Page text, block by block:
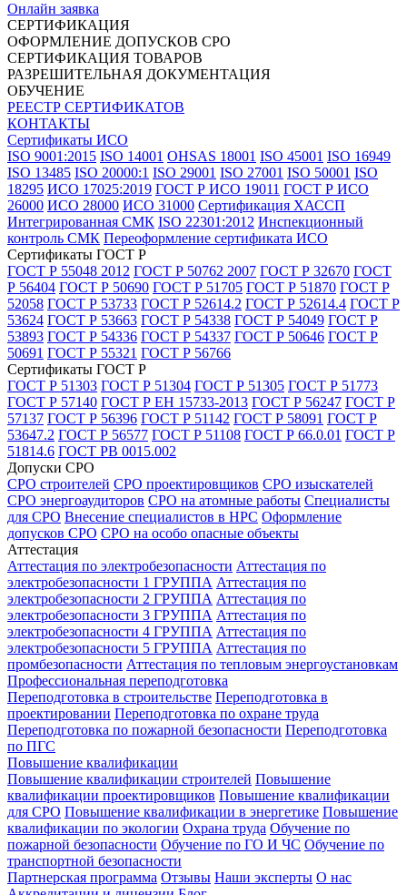
Онлайн заявка
СЕРТИФИКАЦИЯ
ОФОРМЛЕНИЕ ДОПУСКОВ СРО
СЕРТИФИКАЦИЯ ТОВАРОВ
РАЗРЕШИТЕЛЬНАЯ ДОКУМЕНТАЦИЯ
ОБУЧЕНИЕ
РЕЕСТР СЕРТИФИКАТОВ
КОНТАКТЫ
Сертификаты ИСО
ISO 9001:2015 ISO 14001 OHSAS 18001 ISO 45001 ISO 16949
ISO 13485 ISO 20000:1 ISO 29001 ISO 27001 ISO 50001 ISO
18295 ИСО 17025:2019 ГОСТ Р ИСО 19011 ГОСТ Р ИСО
26000 ИСО 28000 ИСО 31000 Сертификация ХАССП
Интегрированная СМК ISO 22301:2012 Инспекционный
контроль СМК Переоформление сертификата ИСО
Сертификаты ГОСТ Р
ГОСТ Р 55048 2012 ГОСТ Р 50762 2007 ГОСТ Р 32670 ГОСТ
Р 56404 ГОСТ Р 50690 ГОСТ Р 51705 ГОСТ Р 51870 ГОСТ Р
52058 ГОСТ Р 53733 ГОСТ Р 52614.2 ГОСТ Р 52614.4 ГОСТ Р
53624 ГОСТ Р 53663 ГОСТ Р 54338 ГОСТ Р 54049 ГОСТ Р
53893 ГОСТ Р 54336 ГОСТ Р 54337 ГОСТ Р 50646 ГОСТ Р
50691 ГОСТ Р 55321 ГОСТ Р 56766
Сертификаты ГОСТ Р
ГОСТ Р 51303 ГОСТ Р 51304 ГОСТ Р 51305 ГОСТ Р 51773
ГОСТ Р 57140 ГОСТ Р ЕН 15733-2013 ГОСТ Р 56247 ГОСТ Р
57137 ГОСТ Р 56396 ГОСТ Р 51142 ГОСТ Р 58091 ГОСТ Р
53647.2 ГОСТ Р 56577 ГОСТ Р 51108 ГОСТ Р 66.0.01 ГОСТ Р
51814.6 ГОСТ РВ 0015.002
Допуски СРО
СРО строителей СРО проектировщиков СРО изыскателей
СРО энергоаудиторов СРО на атомные работы Специалисты
для СРО Внесение специалистов в НРС Оформление
допусков СРО СРО на особо опасные объекты
Аттестация
Аттестация по электробезопасности Аттестация по
электробезопасности 1 ГРУППА Аттестация по
электробезопасности 2 ГРУППА Аттестация по
электробезопасности 3 ГРУППА Аттестация по
электробезопасности 4 ГРУППА Аттестация по
электробезопасности 5 ГРУППА Аттестация по
промбезопасности Аттестация по тепловым энергоустановкам
Профессиональная переподготовка
Переподготовка в строительстве Переподготовка в
проектировании Переподготовка по охране труда
Переподготовка по пожарной безопасности Переподготовка
по ПГС
Повышение квалификации
Повышение квалификации строителей Повышение
квалификации проектировщиков Повышение квалификации
для СРО Повышение квалификации в энергетике Повышение
квалификации по экологии Охрана труда Обучение по
пожарной безопасности Обучение по ГО И ЧС Обучение по
транспортной безопасности
Партнерская программа Отзывы Наши эксперты О нас